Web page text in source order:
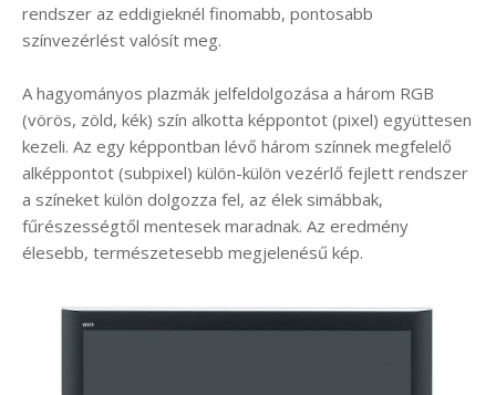
rendszer az eddigieknél finomabb, pontosabb
színvezérlést valósít meg.
A hagyományos plazmák jelfeldolgozása a három RGB
(vörös, zöld, kék) szín alkotta képpontot (pixel) együttesen
kezeli. Az egy képpontban lévő három színnek megfelelő
alképpontot (subpixel) külön-külön vezérlő fejlett rendszer
a színeket külön dolgozza fel, az élek simábbak,
fűrészességtől mentesek maradnak. Az eredmény
élesebb, természetesebb megjelenésű kép.